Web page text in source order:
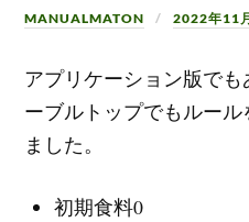
MANUALMATON 2022年11
アプリケーション版で
ーブルトップでもルー
ました。
初期食料0